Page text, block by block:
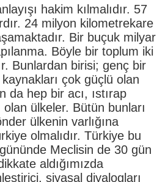
hakim kılmalıdır. 57
24 milyon kilometrekare
Bir buçuk milyar
Böyle bir toplum iki
Bunlardan birisi; genç bir
çok güçlü olan
da hep bir acı, ıstırap
olan ülkeler. Bütün bunları
ülkenin varlığına
olmalıdır. Türkiye bu
Meclisin de 30 gün
aldığımızda
siyasal diyalogları